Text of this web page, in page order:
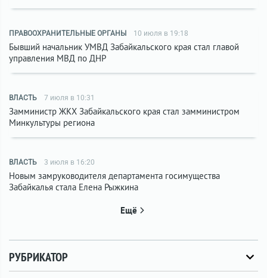
ПРАВООХРАНИТЕЛЬНЫЕ ОРГАНЫ 10 июля в 19:18
Бывший начальник УМВД Забайкальского края стал главой
управления МВД по ДНР
ВЛАСТЬ 7 июля в 10:31
Замминистр ЖКХ Забайкальского края стал замминистром
Минкультуры региона
ВЛАСТЬ 3 июля в 16:20
Новым замруководителя департамента госимущества
Забайкалья стала Елена Рыжкина
Ещё
РУБРИКАТОР